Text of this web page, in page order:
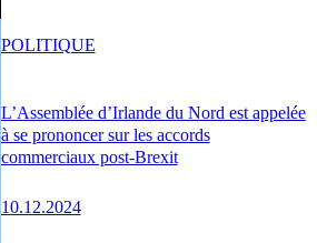
L’Assemblée d’Irlande du Nord est appelée
à se prononcer sur les accords
commerciaux post-Brexit
10.12.2024
POLITIQUE